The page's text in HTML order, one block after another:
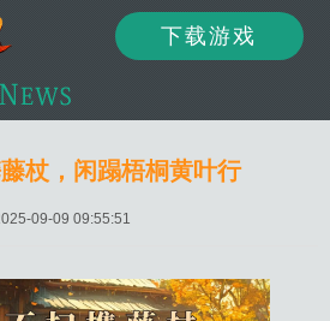
下载游戏
杖，闲蹋梧桐黄叶行
09-09 09:55:51